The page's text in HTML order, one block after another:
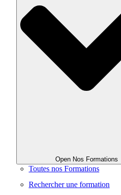
Open Nos Formations
Toutes nos Formations
Rechercher une formation